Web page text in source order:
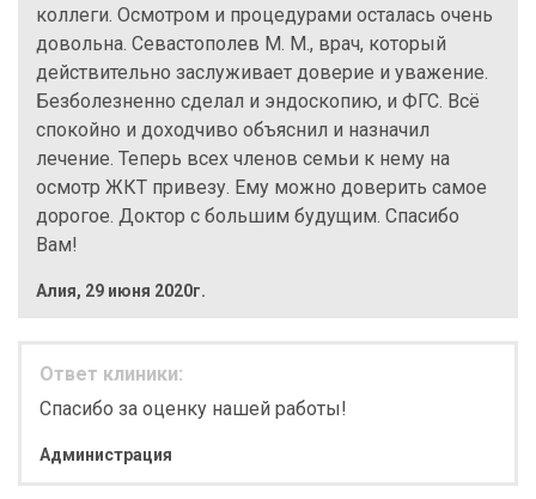
коллеги. Осмотром и процедурами осталась очень
довольна. Севастополев М. М., врач, который
действительно заслуживает доверие и уважение.
Безболезненно сделал и эндоскопию, и ФГС. Всё
спокойно и доходчиво объяснил и назначил
лечение. Теперь всех членов семьи к нему на
осмотр ЖКТ привезу. Ему можно доверить самое
дорогое. Доктор с большим будущим. Спасибо
Вам!
Алия, 29 июня 2020г.
Ответ клиники:
Спасибо за оценку нашей работы!
Администрация